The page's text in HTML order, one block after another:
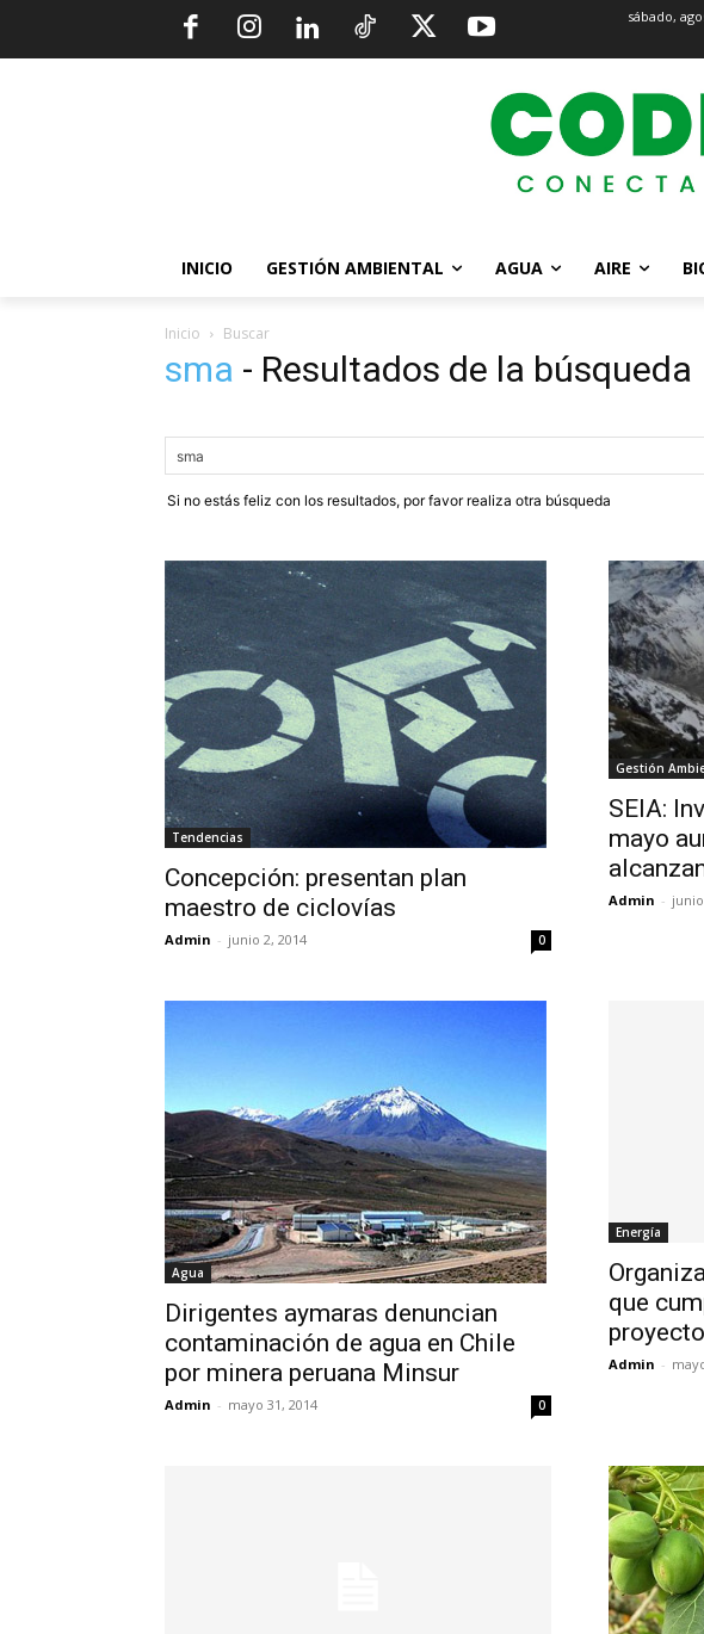
sábado,
INICIO GESTIÓN AMBIENTAL AGUA AIRE
Inicio Buscar
sma - Resultados de la búsqueda
Si no estás feliz con los resultados, por favor realiza otra búsqueda
Tendencias
Concepción: presentan plan
maestro de ciclovías
Admin - junio 2, 2014 0
Gestión
SEIA:
mayo
Admin -
Agua
Dirigentes aymaras denuncian
contaminación de agua en Chile
por minera peruana Minsur
Admin - mayo 31, 2014 0
Energía
que
Admin -